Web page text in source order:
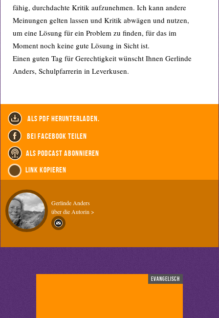
fähig, durchdachte Kritik aufzunehmen. Ich kann andere
Meinungen gelten lassen und Kritik abwägen und nutzen,
um eine Lösung für ein Problem zu finden, für das im
Moment noch keine gute Lösung in Sicht ist.
Einen guten Tag für Gerechtigkeit wünscht Ihnen Gerlinde
Anders, Schulpfarrerin in Leverkusen.
als PDF herunterladen.
bei Facebook teilen
als Podcast abonnieren
Link kopieren
Gerlinde Anders
über die Autorin >
evangelisch